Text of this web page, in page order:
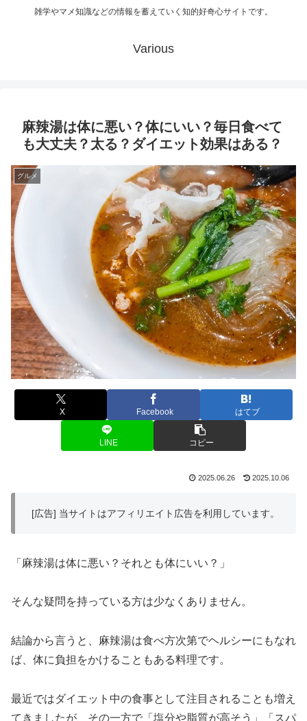
雑学やマメ知識などの情報を蓄えていく知的好奇心サイトです。
Various
麻辣湯は体に悪い？体にいい？毎日食べて
も大丈夫？太る？ダイエット効果はある？
グルメ
X Facebook はてブ
LINE コピー
2025.06.26 2025.10.06
[広告] 当サイトはアフィリエイト広告を利用しています。
「麻辣湯は体に悪い？それとも体にいい？」
そんな疑問を持っている方は少なくありません。
結論から言うと、麻辣湯は食べ方次第でヘルシーにもなれ
ば、体に負担をかけることもある料理です。
最近ではダイエット中の食事として注目されることも増え
てきましたが、その一方で「塩分や脂質が高そう」「スパ